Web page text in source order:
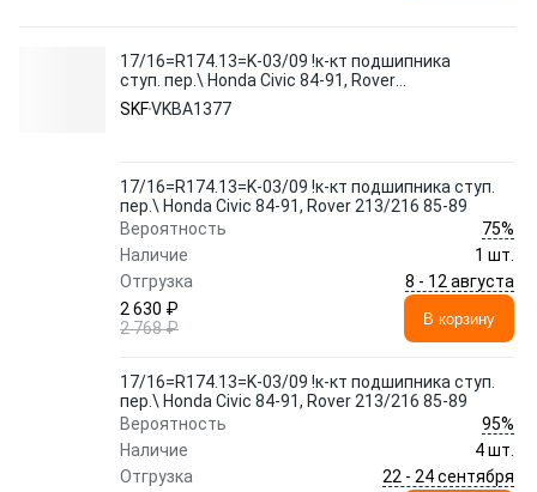
17/16=R174.13=K-03/09 !к-кт подшипника
ступ. пер.\ Honda Civic 84-91, Rover
213/216 85-89
SKFVKBA1377
17/16=R174.13=K-03/09 !к-кт подшипника ступ.
пер.\ Honda Civic 84-91, Rover 213/216 85-89
Вероятность
75%
Наличие
1 шт.
Отгрузка
8 - 12 августа
2 630 ₽
2 768 ₽
В корзину
17/16=R174.13=K-03/09 !к-кт подшипника ступ.
пер.\ Honda Civic 84-91, Rover 213/216 85-89
Вероятность
95%
Наличие
4 шт.
Отгрузка
22 - 24 сентября